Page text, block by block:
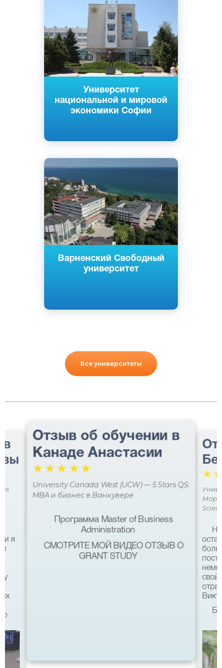
Университет
национальной и мировой
экономики Софии
София, Болгария
Государственный
Варненский Свободный
университет
Английский
Русский
Турецкий
Варна, Болгария
Частный
Все университеты
в
я
и
в
Отзыв об обучении в
Канаде Анастасии
☆☆☆ ☆☆
University Canada West (UCW) — 5 Stars QS:
MBA и бизнес в Ванкувере
Программа Master of Business
Administration
СМОТРИТЕ МОЙ ВИДЕО ОТЗЫВ О
GRANT STUDY
☆
Мора
свой
Все